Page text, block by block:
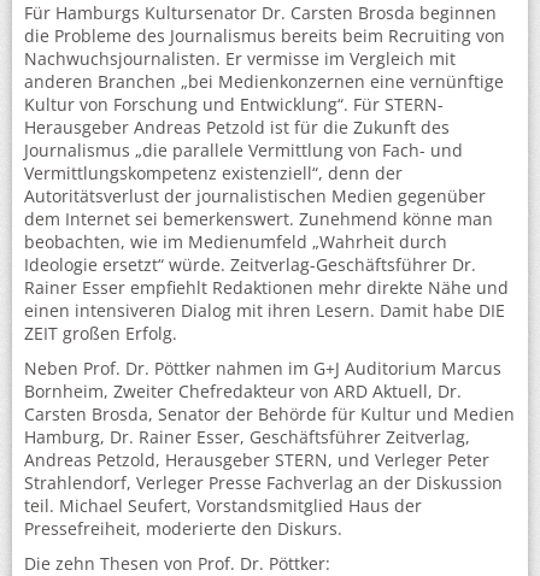
Für Hamburgs Kultursenator Dr. Carsten Brosda beginnen
die Probleme des Journalismus bereits beim Recruiting von
Nachwuchsjournalisten. Er vermisse im Vergleich mit
anderen Branchen „bei Medienkonzernen eine vernünftige
Kultur von Forschung und Entwicklung“. Für STERN-
Herausgeber Andreas Petzold ist für die Zukunft des
Journalismus „die parallele Vermittlung von Fach- und
Vermittlungskompetenz existenziell“, denn der
Autoritätsverlust der journalistischen Medien gegenüber
dem Internet sei bemerkenswert. Zunehmend könne man
beobachten, wie im Medienumfeld „Wahrheit durch
Ideologie ersetzt“ würde. Zeitverlag-Geschäftsführer Dr.
Rainer Esser empfiehlt Redaktionen mehr direkte Nähe und
einen intensiveren Dialog mit ihren Lesern. Damit habe DIE
ZEIT großen Erfolg.
Neben Prof. Dr. Pöttker nahmen im G+J Auditorium Marcus
Bornheim, Zweiter Chefredakteur von ARD Aktuell, Dr.
Carsten Brosda, Senator der Behörde für Kultur und Medien
Hamburg, Dr. Rainer Esser, Geschäftsführer Zeitverlag,
Andreas Petzold, Herausgeber STERN, und Verleger Peter
Strahlendorf, Verleger Presse Fachverlag an der Diskussion
teil. Michael Seufert, Vorstandsmitglied Haus der
Pressefreiheit, moderierte den Diskurs.
Die zehn Thesen von Prof. Dr. Pöttker: